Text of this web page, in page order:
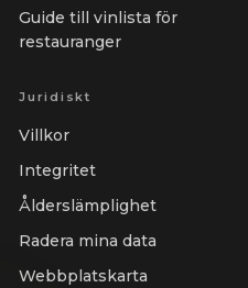
Guide till vinlista för
restauranger
Juridiskt
Villkor
Integritet
Ålderslämplighet
Radera mina data
Webbplatskarta